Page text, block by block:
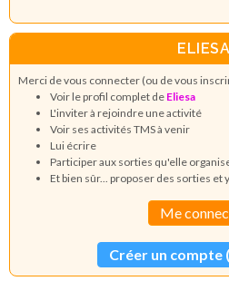
ELIESA
Merci de vous connecter (ou de vous
Voir le profil complet de Eliesa
L'inviter à rejoindre une activité
Voir ses activités TMS à venir
Lui écrire
Participer aux sorties qu'elle
Et bien sûr... proposer des sorties et
Me
Créer un compte